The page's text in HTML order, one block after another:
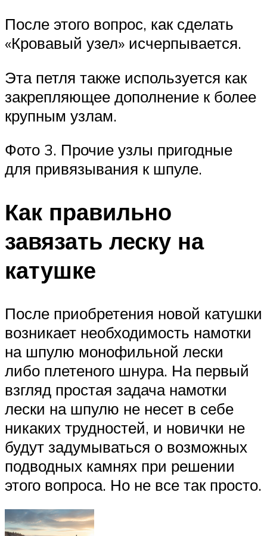
После этого вопрос, как сделать
«Кровавый узел» исчерпывается.
Эта петля также используется как
закрепляющее дополнение к более
крупным узлам.
Фото 3. Прочие узлы пригодные
для привязывания к шпуле.
Как правильно
завязать леску на
катушке
После приобретения новой катушки
возникает необходимость намотки
на шпулю монофильной лески
либо плетеного шнура. На первый
взгляд простая задача намотки
лески на шпулю не несет в себе
никаких трудностей, и новички не
будут задумываться о возможных
подводных камнях при решении
этого вопроса. Но не все так просто.